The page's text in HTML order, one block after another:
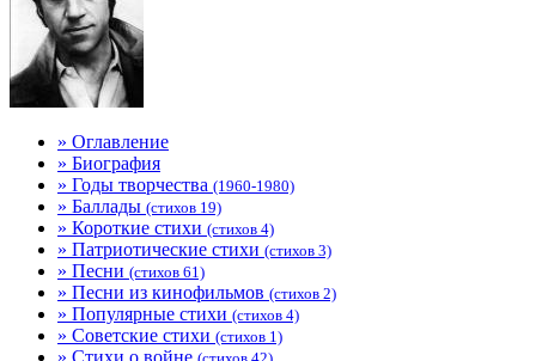
» Оглавление
» Биография
» Годы творчества (1960-1980)
» Баллады (стихов 19)
» Короткие стихи (стихов 4)
» Патриотические стихи (стихов 3)
» Песни (стихов 61)
» Песни из кинофильмов (стихов 2)
» Популярные стихи (стихов 4)
» Советские стихи (стихов 1)
» Стихи о войне